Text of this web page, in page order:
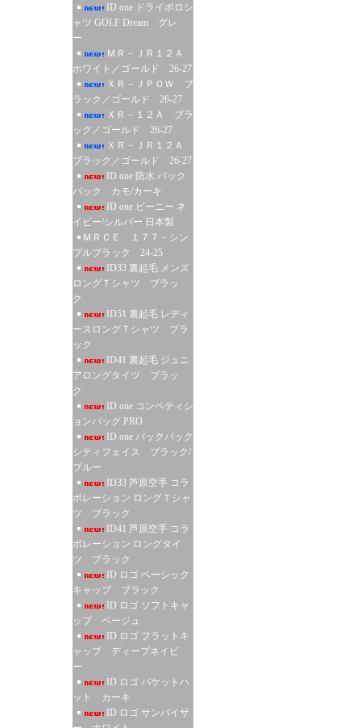
ID one ドライポロシ
ャツ GOLF Dream グレ
ー
ＭＲ－ＪＲ１２Ａ
ホワイト／ゴールド 26-27
ＸＲ－ＪＰＯＷ ブ
ラック／ゴールド 26-27
ＸＲ－１２Ａ ブラ
ック／ゴールド 26-27
ＸＲ－ＪＲ１２Ａ
ブラック／ゴールド 26-27
ID one 防水 バック
パック カモ/カーキ
ID one ビーニー ネ
イビー/シルバー 日本製
ＭＲＣＥ １７７－シン
プルブラック 24-25
ID33 裏起毛 メンズ
ロングＴシャツ ブラッ
ク
ID51 裏起毛 レディ
ースロングＴシャツ ブラ
ック
ID41 裏起毛 ジュニ
アロングタイツ ブラッ
ク
ID one コンペティシ
ョンバッグ PRO
ID one バックパック
シティフェイス ブラック/
ブルー
ID33 芦原空手 コラ
ボレーション ロングＴシャ
ツ ブラック
ID41 芦原空手 コラ
ボレーション ロングタイ
ツ ブラック
ID ロゴ ベーシック
キャップ ブラック
ID ロゴ ソフトキャ
ップ ベージュ
ID ロゴ フラットキ
ャップ ディープネイビ
ー
ID ロゴ バケットハ
ット カーキ
ID ロゴ サンバイザ